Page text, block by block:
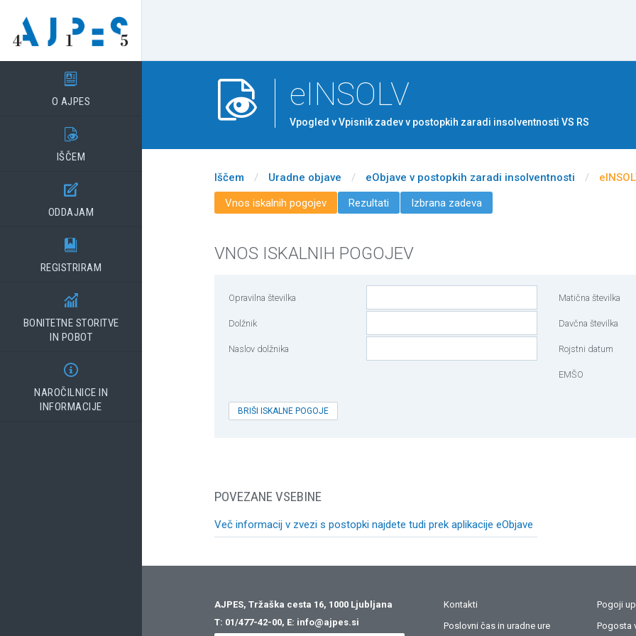

O AJPES

IŠČEM

ODDAJAM

REGISTRIRAM

BONITETNE STORITVE
IN POBOT

NAROČILNICE IN
INFORMACIJE
 eINSOLV
Vpogled v Vpisnik zadev v postopkih zaradi insolventnosti VS RS
Iščem / Uradne objave / eObjave v postopkih zaradi insolventnosti /
Vnos iskalnih pogojev
Rezultati Izbrana zadeva
VNOS ISKALNIH POGOJEV
Opravilna številka
Dolžnik
Naslov dolžnika
Matična številka
Davčna številka
Rojstni datum
EMŠO
BRIŠI ISKALNE POGOJE
POVEZANE VSEBINE
Več informacij v zvezi s postopki najdete tudi prek aplikacije eObjave
AJPES, Tržaška cesta 16, 1000 Ljubljana
T: 01/477-42-00, E: info@ajpes.si
Kontakti
Poslovni čas in uradne ure
Pogoji
Pogosta